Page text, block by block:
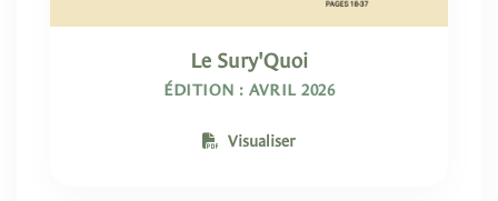
Le Sury'Quoi
ÉDITION : AVRIL 2026
Visualiser